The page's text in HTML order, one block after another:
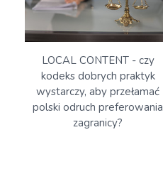
LOCAL CONTENT - czy
kodeks dobrych praktyk
wystarczy, aby przełamać
polski odruch preferowania
zagranicy?